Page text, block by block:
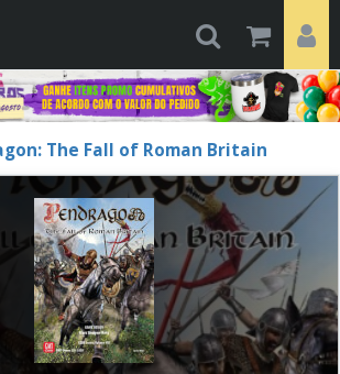
The Fall of Roman Britain